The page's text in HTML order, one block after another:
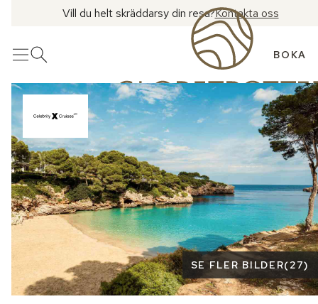
Vill du helt skräddarsy din resa?Kontakta oss
MenyÖppna sök BOKA
Se fler bilder
SE FLER BILDER(27)